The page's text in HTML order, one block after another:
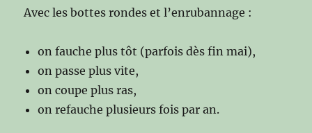
Avec les bottes rondes et l’enrubannage :
on fauche plus tôt (parfois dès fin mai),
on passe plus vite,
on coupe plus ras,
on refauche plusieurs fois par an.